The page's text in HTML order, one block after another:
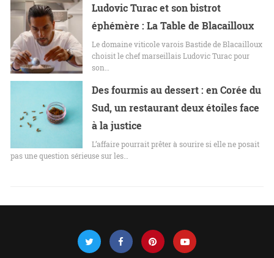
Ludovic Turac et son bistrot
éphémère : La Table de Blacailloux
Le domaine viticole varois Bastide de Blacailloux
choisit le chef marseillais Ludovic Turac pour
son…
Des fourmis au dessert : en Corée du
Sud, un restaurant deux étoiles face
à la justice
L’affaire pourrait prêter à sourire si elle ne posait
pas une question sérieuse sur les…